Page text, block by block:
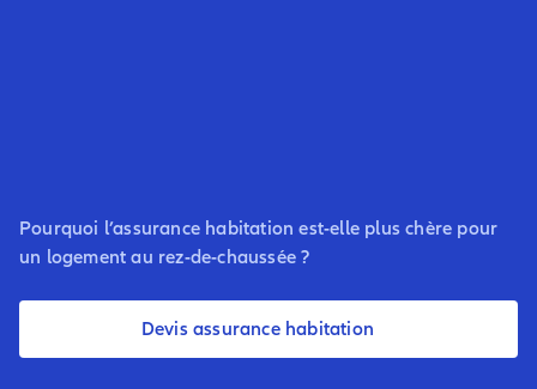
Pourquoi l’assurance habitation est-elle plus chère pour
un logement au rez-de-chaussée ?
Devis assurance habitation